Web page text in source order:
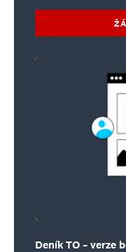
Deník TO – verze